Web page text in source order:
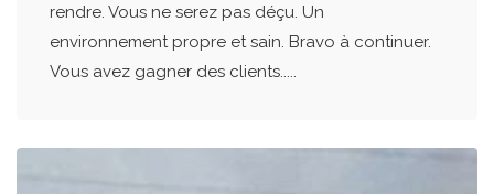
rendre. Vous ne serez pas déçu. Un
environnement propre et sain. Bravo à continuer.
Vous avez gagner des clients.....